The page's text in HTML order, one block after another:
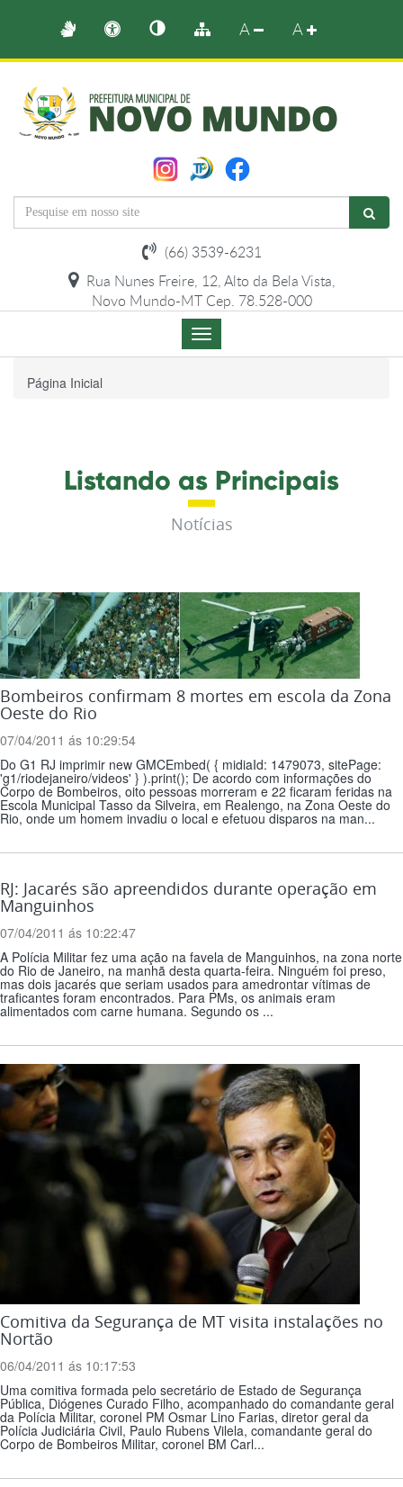
A A
(66) 3539-6231
Rua Nunes Freire, 12, Alto da Bela Vista,
Novo Mundo-MT Cep. 78.528-000
Menu
de
Página Inicial
Listando as Principais
Notícias
Bombeiros confirmam 8 mortes em escola da Zona
Oeste do Rio
07/04/2011 ás 10:29:54
Do G1 RJ imprimir new GMCEmbed( { midiaId: 1479073, sitePage:
'g1/riodejaneiro/videos' } ).print(); De acordo com informações do
Corpo de Bombeiros, oito pessoas morreram e 22 ficaram feridas na
Escola Municipal Tasso da Silveira, em Realengo, na Zona Oeste do
Rio, onde um homem invadiu o local e efetuou disparos na man...
RJ: Jacarés são apreendidos durante operação em
Manguinhos
07/04/2011 ás 10:22:47
A Polícia Militar fez uma ação na favela de Manguinhos, na zona norte
do Rio de Janeiro, na manhã desta quarta-feira. Ninguém foi preso,
mas dois jacarés que seriam usados para amedrontar vítimas de
traficantes foram encontrados. Para PMs, os animais eram
alimentados com carne humana. Segundo os ...
Comitiva da Segurança de MT visita instalações no
Nortão
06/04/2011 ás 10:17:53
Uma comitiva formada pelo secretário de Estado de Segurança
Pública, Diógenes Curado Filho, acompanhado do comandante geral
da Polícia Militar, coronel PM Osmar Lino Farias, diretor geral da
Polícia Judiciária Civil, Paulo Rubens Vilela, comandante geral do
Corpo de Bombeiros Militar, coronel BM Carl...